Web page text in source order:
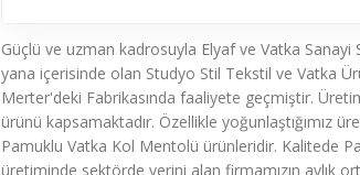
Güçlü ve uzman kadrosuyla Elyaf ve Vatka
yana içerisinde olan Studyo Stil Tekstil ve Vatka
Merter'deki Fabrikasında faaliyete geçmiştir.
ürünü kapsamaktadır. Özellikle yoğunlaştığımız
Pamuklu Vatka Kol Mentolü ürünleridir. Kalitede
üretiminde sektörde yerini alan firmamızın aylık